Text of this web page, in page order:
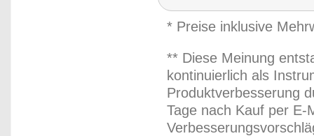
* Preise inklusive
** Diese Meinung
kontinuierlich als
Produktverbesserung
Tage nach Kauf per E-